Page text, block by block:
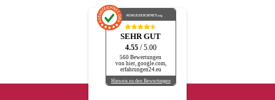
AUSGEZEICHNET.org
SEHR GUT
4.55 / 5.00
560 Bewertungen
von hier, google.com,
erfahrungen24.eu
Hinweis zu den Bewertungen